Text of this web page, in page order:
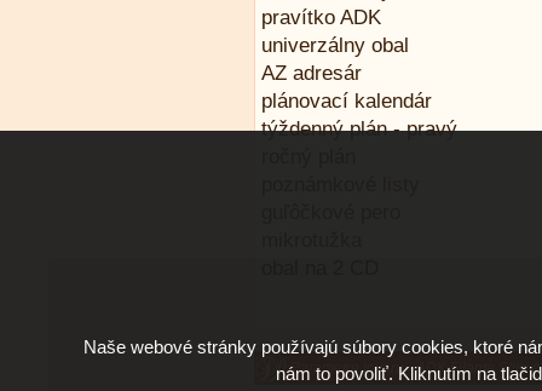
pravítko ADK
univerzálny obal
AZ adresár
plánovací kalendár
týždenný plán - pravý
Parametre tovaru - ADK Filante Slim
Naše webové stránky používajú súbory cookies, ktoré
nám to povoliť. Kliknutím na